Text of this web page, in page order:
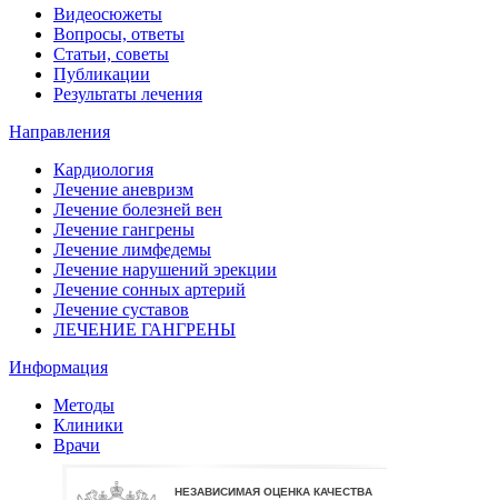
Видеосюжеты
Вопросы, ответы
Статьи, советы
Публикации
Результаты лечения
Направления
Кардиология
Лечение аневризм
Лечение болезней вен
Лечение гангрены
Лечение лимфедемы
Лечение нарушений эрекции
Лечение сонных артерий
Лечение суставов
ЛЕЧЕНИЕ ГАНГРЕНЫ
Информация
Методы
Клиники
Врачи